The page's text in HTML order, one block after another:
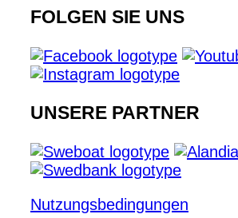
FOLGEN SIE UNS
UNSERE PARTNER
Nutzungsbedingungen